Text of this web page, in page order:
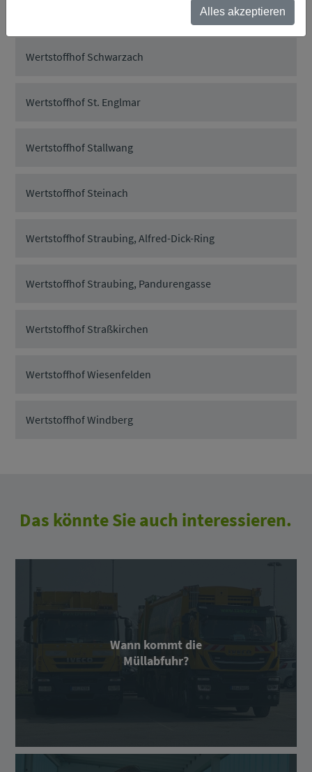
Wertstoffhof Schwarzach
Wertstoffhof St. Englmar
Wertstoffhof Stallwang
Wertstoffhof Steinach
Wertstoffhof Straubing, Alfred-Dick-Ring
Wertstoffhof Straubing, Pandurengasse
Wertstoffhof Straßkirchen
Wertstoffhof Wiesenfelden
Wertstoffhof Windberg
Das könnte Sie auch interessieren.
Wann kommt die
Müllabfuhr?
Alles akzeptieren